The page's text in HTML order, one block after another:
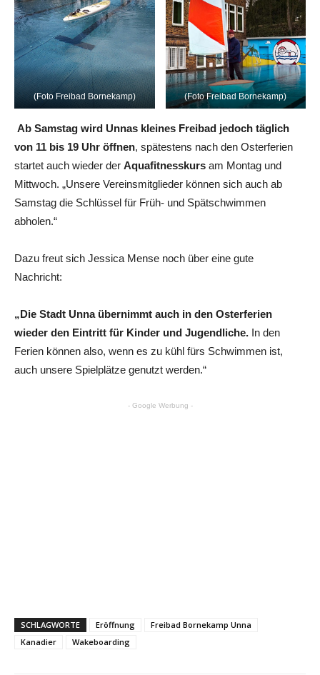
(Foto Freibad Bornekamp) (Foto Freibad Bornekamp)
Ab Samstag wird Unnas kleines Freibad jedoch täglich
von 11 bis 19 Uhr öffnen, spätestens nach den Osterferien
startet auch wieder der Aquafitnesskurs am Montag und
Mittwoch. „Unsere Vereinsmitglieder können sich auch ab
Samstag die Schlüssel für Früh- und Spätschwimmen
abholen.“
Dazu freut sich Jessica Mense noch über eine gute
Nachricht:
„Die Stadt Unna übernimmt auch in den Osterferien
wieder den Eintritt für Kinder und Jugendliche. In den
Ferien können also, wenn es zu kühl fürs Schwimmen ist,
auch unsere Spielplätze genutzt werden.“
- Google Werbung -
SCHLAGWORTE Eröffnung
Freibad Bornekamp Unna
Kanadier
Wakeboarding